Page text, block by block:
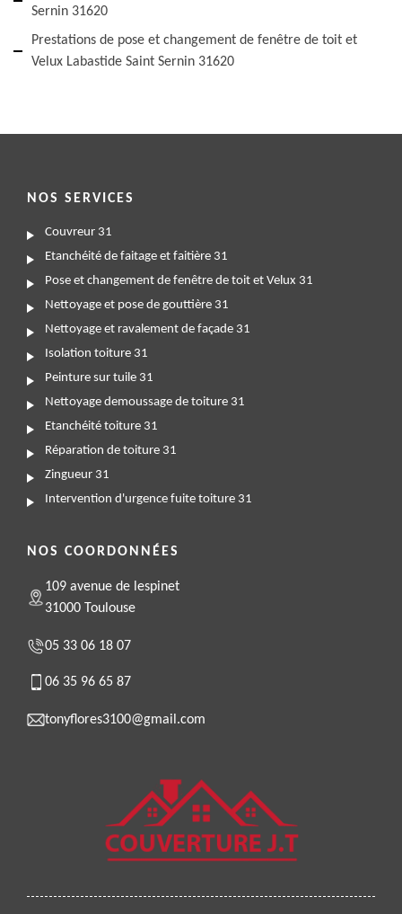
Sernin 31620
Prestations de pose et changement de fenêtre de toit et
Velux Labastide Saint Sernin 31620
NOS SERVICES
Couvreur 31
Etanchéité de faitage et faitière 31
Pose et changement de fenêtre de toit et Velux 31
Nettoyage et pose de gouttière 31
Nettoyage et ravalement de façade 31
Isolation toiture 31
Peinture sur tuile 31
Nettoyage demoussage de toiture 31
Etanchéité toiture 31
Réparation de toiture 31
Zingueur 31
Intervention d'urgence fuite toiture 31
NOS COORDONNÉES
109 avenue de lespinet
31000 Toulouse
05 33 06 18 07
06 35 96 65 87
tonyflores3100@gmail.com